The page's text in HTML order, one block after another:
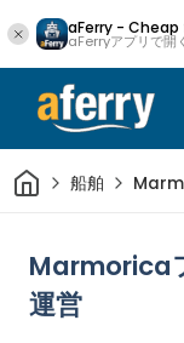
aFerry -
aFerryアプリで開く
家 船舶
Marmorica
運営